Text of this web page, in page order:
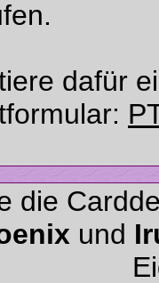
dafür
die
und